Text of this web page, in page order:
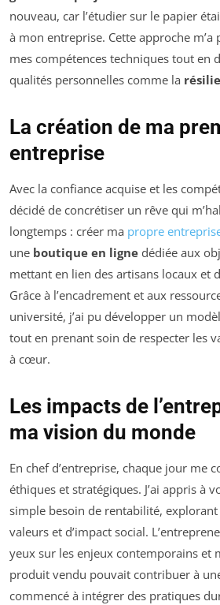
nouveau, car l’étudier sur le papier
à mon entreprise. Cette approche
mes compétences techniques tout en
qualités personnelles comme la
La création de ma
entreprise
Avec la confiance acquise et les
décidé de concrétiser un rêve qui
longtemps : créer ma propre
une boutique en ligne dédiée aux
mettant en lien des artisans locaux et
Grâce à l’encadrement et aux
université, j’ai pu développer un
tout en prenant soin de respecter les
à cœur.
Les impacts de
ma vision du monde
En chef d’entreprise, chaque jour me
éthiques et stratégiques. J’ai appris à
simple besoin de rentabilité, explorant
valeurs et d’impact social.
yeux sur les enjeux contemporains et
produit vendu pouvait contribuer à une
commencé à intégrer des pratiques